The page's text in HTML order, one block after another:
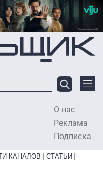
О нас
Реклама
Подписка
КАНАЛОВ
СТАТЬИ